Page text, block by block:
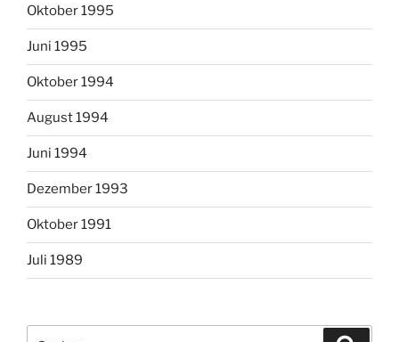
Oktober 1995
Juni 1995
Oktober 1994
August 1994
Juni 1994
Dezember 1993
Oktober 1991
Juli 1989